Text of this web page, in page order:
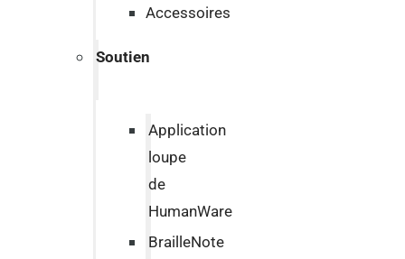
Accessoires
Soutien
Application
loupe
de
HumanWare
BrailleNote